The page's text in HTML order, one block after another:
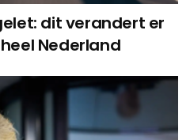
dit verandert er
Nederland